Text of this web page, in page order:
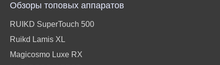
Обзоры топовых аппаратов
RUIKD SuperTouch 500
Ruikd Lamis XL
Magicosmo Luxe RX